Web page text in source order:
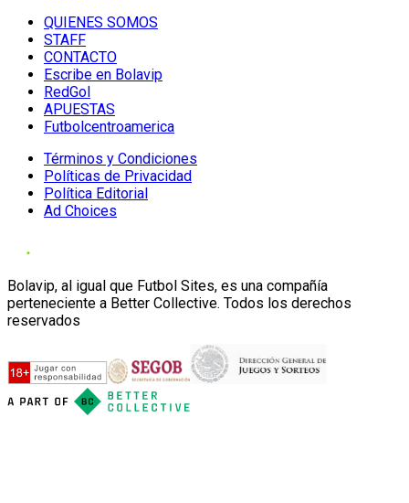
QUIENES SOMOS
STAFF
CONTACTO
Escribe en Bolavip
RedGol
APUESTAS
Futbolcentroamerica
Términos y Condiciones
Políticas de Privacidad
Política Editorial
Ad Choices
Bolavip, al igual que Futbol Sites, es una compañía
perteneciente a Better Collective. Todos los derechos
reservados